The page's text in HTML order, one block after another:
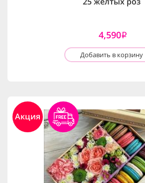
4,590i
Добавить в корзину
Акция